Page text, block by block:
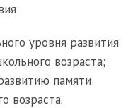
уровня развития
возраста;
памяти
возраста.